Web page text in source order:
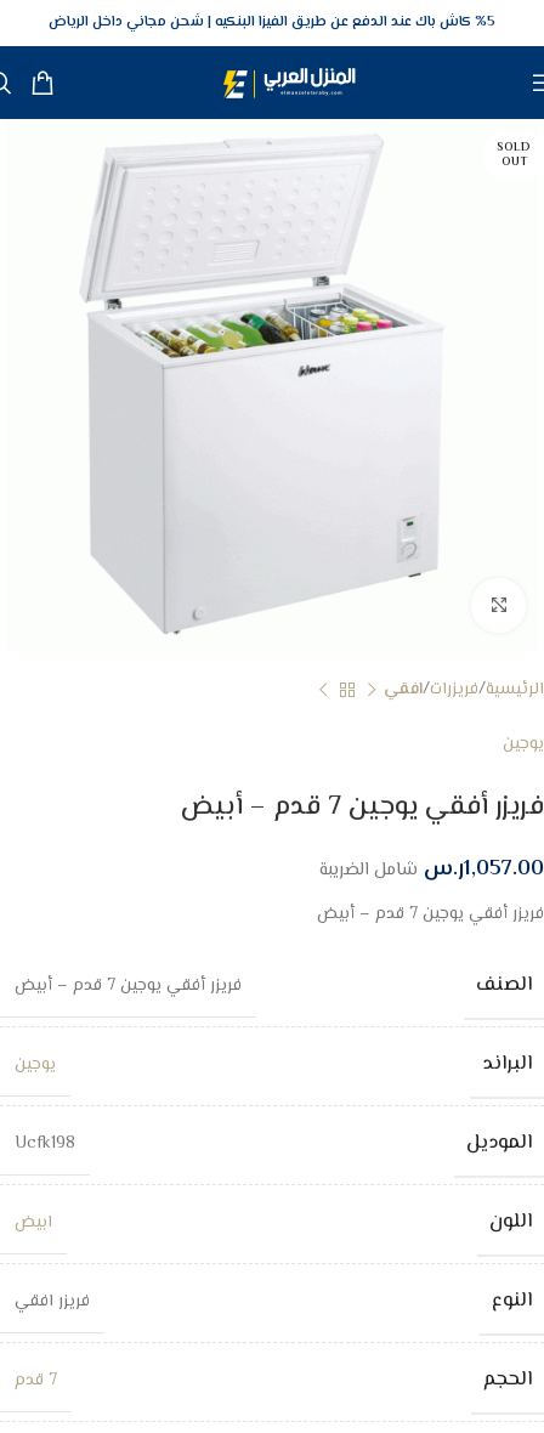
5‎% كاش باك عند الدفع عن طريق الفيزا البنكيه شحن مجاني داخل الرياض
SOLD
OUT
الرئيسية فريزرات افقي
يوجين
فريزر أفقي يوجين 7 قدم – أبيض
1,057.00ر.س شامل الضريبة
فريزر أفقي يوجين 7 قدم – أبيض
الصنف فريزر أفقي يوجين 7 قدم – أبيض
البراند يوجين
الموديل Ucfk198
اللون ابيض
النوع فريزر افقي
الحجم 7 قدم